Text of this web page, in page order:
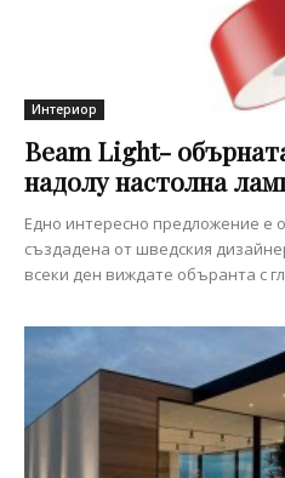
Интериор
Beam Light-
надолу настолна
Едно интересно предложение е
създадена от шведския
всеки ден виждате объранта с